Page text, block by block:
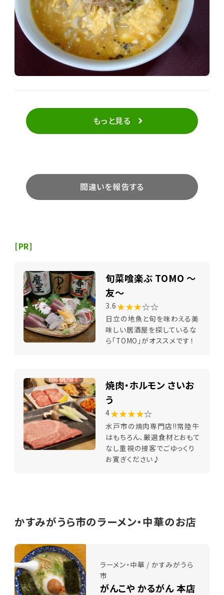
もっと見る
間違いを報告する
[PR]
旬菜喰楽ぶ TOMO ～
友～
3.6 ★★★☆☆
日立の地魚と旬を味わえる美
味しい居酒屋を探しているな
ら「TOMO」がオススメです！
焼肉・ホルモン さいお
う
4★★★★☆
水戸市の焼肉専門店!!常陸牛
はもちろん、厳選食材とおもて
なし重視の接客でごゆっくり
お寛ぎください♪
かすみがうら市のラーメン・中華のお店
ラーメン・中華 / かすみがうら
市
がんこや かるがん 本店